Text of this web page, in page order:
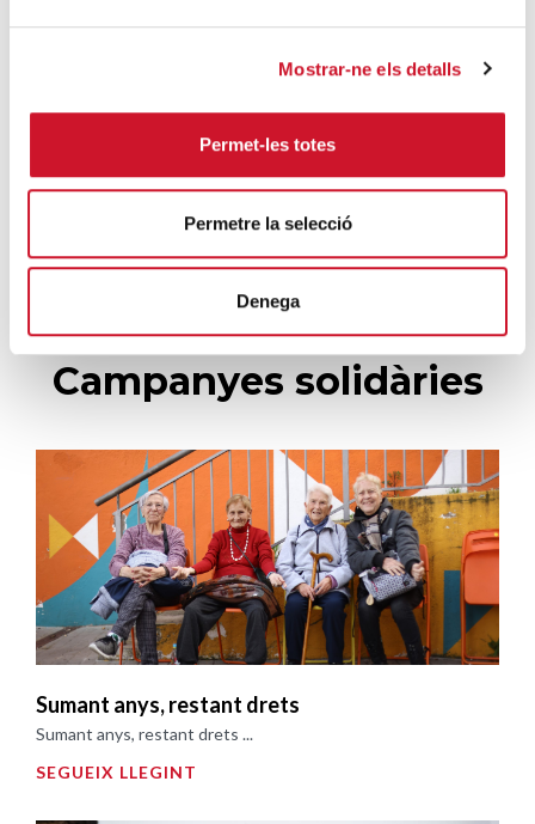
Mostrar-ne els detalls
Permet-les totes
Permetre la selecció
Denega
El voluntariat, una oportunitat per fer
créixer el Maresme
Campanyes solidàries
Sumant anys, restant drets
Sumant anys, restant drets ...
SEGUEIX LLEGINT